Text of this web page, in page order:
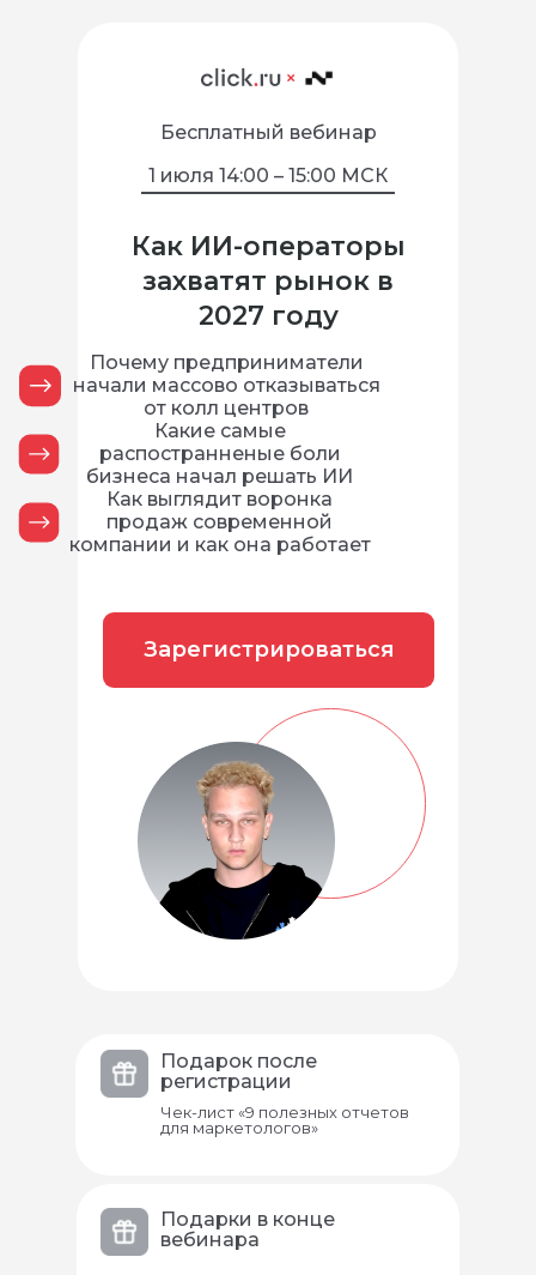
Почему предприниматели
начали массово отказываться
от колл центров
Какие самые
распостранненые боли
бизнеса начал решать ИИ
Как выглядит воронка
продаж современной
компании и как она работает
Зарегистрироваться
Как ИИ-операторы
захватят рынок в
2027 году
Бесплатный вебинар
1 июля 14:00 – 15:00 МСК
Чек-лист «9 полезных отчетов
для маркетологов»
Подарки в конце
вебинара
Подарок после
регистрации